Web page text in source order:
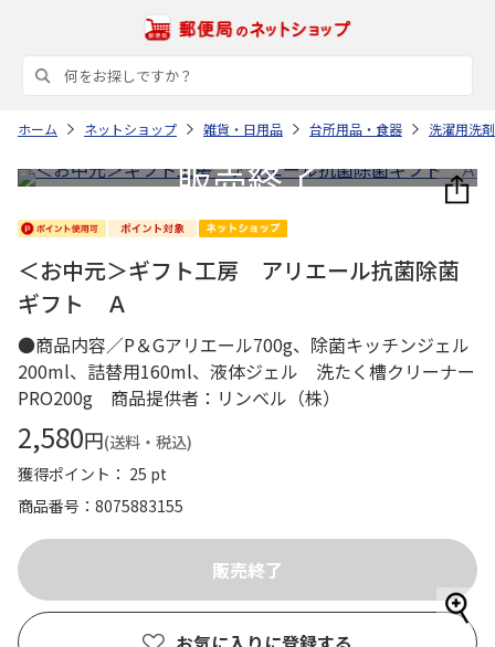
ホーム ネットショップ 雑貨・日用品 台所用品・食器 洗濯用洗剤
＜お中元＞ギフト工房 アリエール抗菌除菌
ギフト Ａ
●商品内容／P＆Gアリエール700g、除菌キッチンジェル
200ml、詰替用160ml、液体ジェル 洗たく槽クリーナー
PRO200g 商品提供者：リンベル（株）
2,580円(送料・税込)
獲得ポイント： 25 pt
商品番号
8075883155